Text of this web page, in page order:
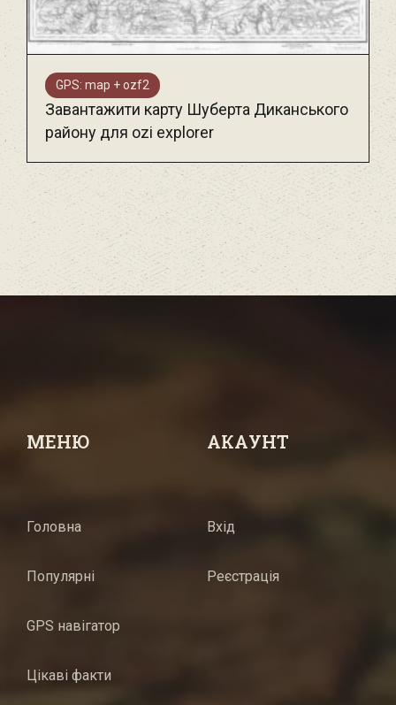
GPS: map + ozf2
Завантажити карту Шуберта Диканського
району для ozi explorer
МЕНЮ
Головна
Популярні
GPS навігатор
Цікаві факти
АКАУНТ
Вхід
Реєстрація